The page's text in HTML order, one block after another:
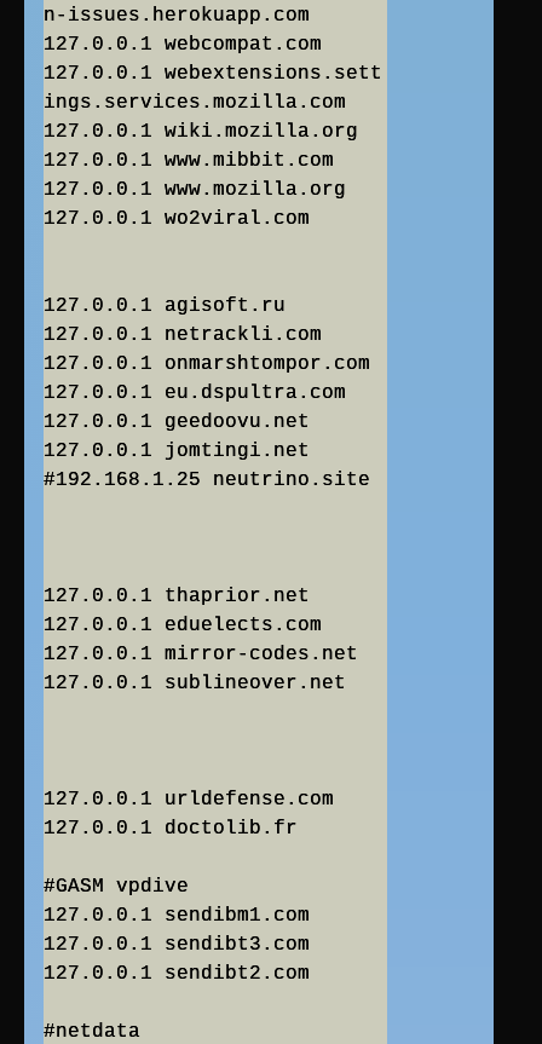
n-issues.herokuapp.com
127.0.0.1 webcompat.com
127.0.0.1 webextensions.sett
ings.services.mozilla.com
127.0.0.1 wiki.mozilla.org
127.0.0.1 www.mibbit.com
127.0.0.1 www.mozilla.org
127.0.0.1 wo2viral.com
127.0.0.1 agisoft.ru
127.0.0.1 netrackli.com
127.0.0.1 onmarshtompor.com
127.0.0.1 eu.dspultra.com
127.0.0.1 geedoovu.net
127.0.0.1 jomtingi.net
#192.168.1.25 neutrino.site
127.0.0.1 thaprior.net
127.0.0.1 eduelects.com
127.0.0.1 mirror-codes.net
127.0.0.1 sublineover.net
127.0.0.1 urldefense.com
127.0.0.1 doctolib.fr
#GASM vpdive
127.0.0.1 sendibm1.com
127.0.0.1 sendibt3.com
127.0.0.1 sendibt2.com
#netdata